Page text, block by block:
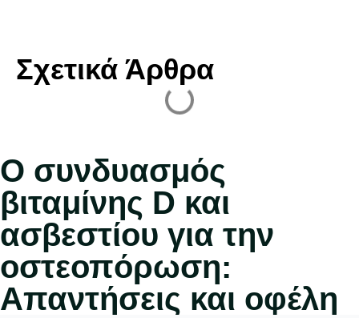
Σχετικά Άρθρα
Ο συνδυασμός
βιταμίνης D και
ασβεστίου για την
οστεοπόρωση:
Απαντήσεις και οφέλη